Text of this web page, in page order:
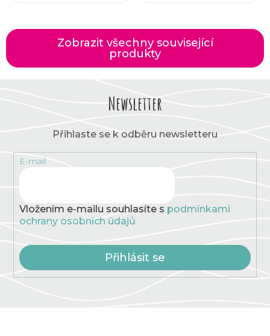
Zobrazit všechny související
produkty
Newsletter
Přihlaste se k odběru newsletteru
E-mail
Vložením e-mailu souhlasíte s podmínkami
ochrany osobních údajů
Přihlásit se